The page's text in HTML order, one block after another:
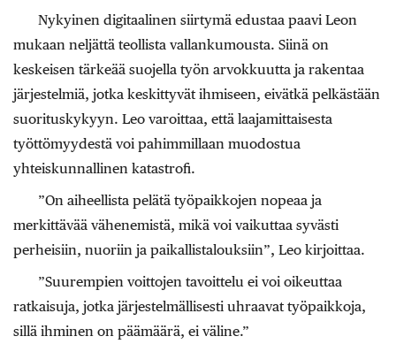
Nykyinen digitaalinen siirtymä edustaa paavi Leon
mukaan neljättä teollista vallankumousta. Siinä on
keskeisen tärkeää suojella työn arvokkuutta ja rakentaa
järjestelmiä, jotka keskittyvät ihmiseen, eivätkä pelkästään
suorituskykyyn. Leo varoittaa, että laajamittaisesta
työttömyydestä voi pahimmillaan muodostua
yhteiskunnallinen katastrofi.
”On aiheellista pelätä työpaikkojen nopeaa ja
merkittävää vähenemistä, mikä voi vaikuttaa syvästi
perheisiin, nuoriin ja paikallistalouksiin”, Leo kirjoittaa.
”Suurempien voittojen tavoittelu ei voi oikeuttaa
ratkaisuja, jotka järjestelmällisesti uhraavat työpaikkoja,
sillä ihminen on päämäärä, ei väline.”